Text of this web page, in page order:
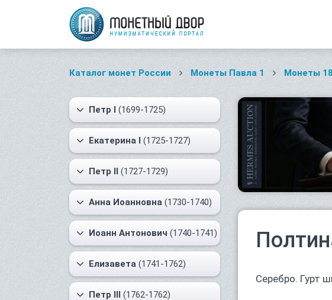
Каталог монет России Монеты Павла 1 Монеты
Петр I (1699-1725)
Екатерина I (1725-1727)
Петр II (1727-1729)
Анна Иоанновна (1730-1740)
Иоанн Антонович (1740-1741)
Елизавета (1741-1762)
Петр III (1762-1762)
Серебро. Гурт